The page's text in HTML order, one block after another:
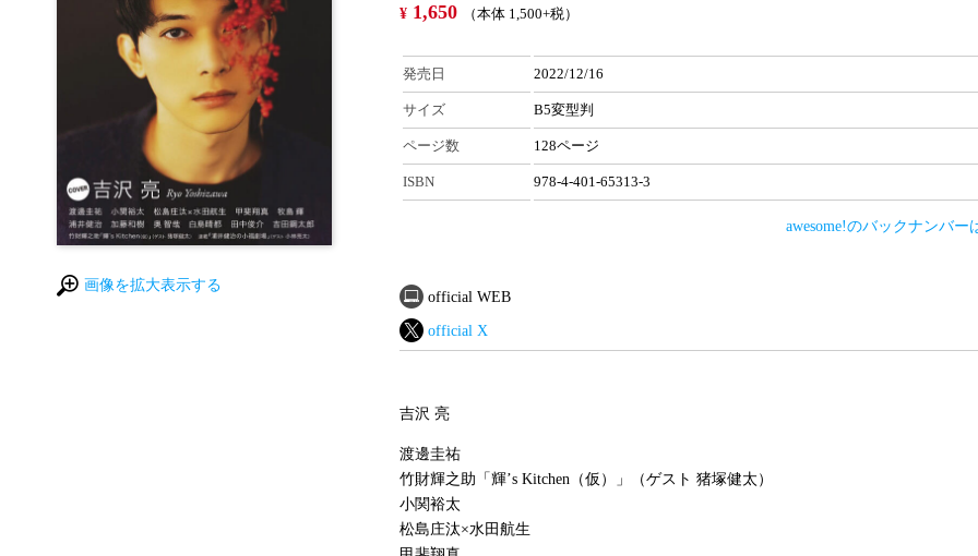
画像を拡大表示する
¥ 1,650 （本体 1,500+税）
発売日 2022/12/16
サイズ B5変型判
ページ数 128ページ
ISBN 978-4-401-65313-3
awesome!のバックナンバー
official WEB
official X
吉沢 亮
渡邊圭祐
竹財輝之助「輝’s Kitchen（仮）」（ゲスト 猪塚健太）
小関裕太
松島庄汰×水田航生